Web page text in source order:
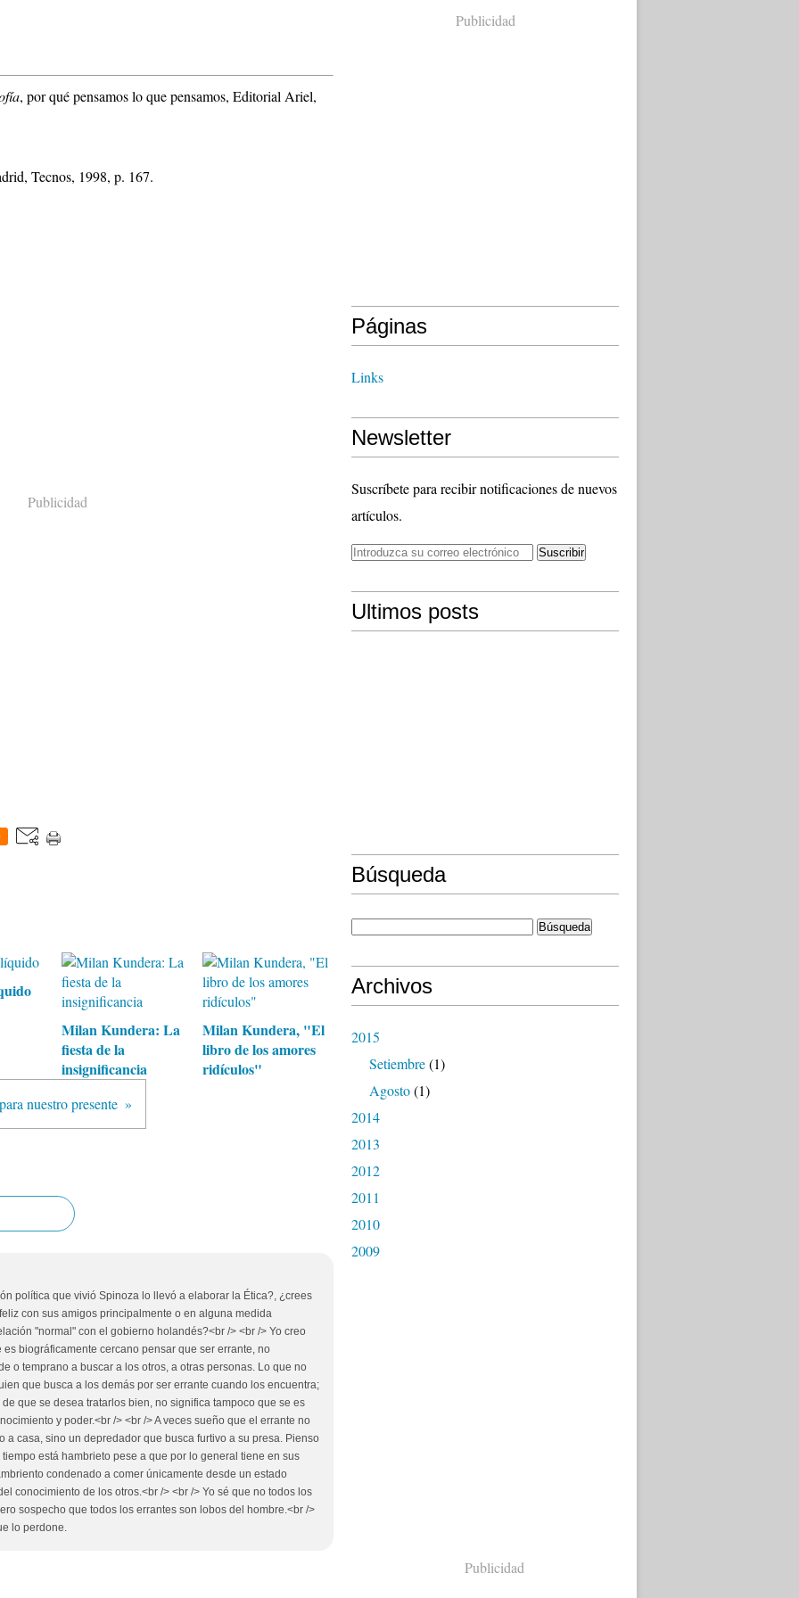
, por qué pensamos lo que pensamos, Editorial Ariel,
Tecnos, 1998, p. 167.
Publicidad
Milan Kundera: La
fiesta de la
insignificancia
Milan Kundera, "El
libro de los amores
ridículos"
nuestro presente
política que vivió Spinoza lo llevó a elaborar la Ética?, ¿crees
con sus amigos principalmente o en alguna medida
"normal" con el gobierno holandés?<br /> <br /> Yo creo
biográficamente cercano pensar que ser errante, no
o temprano a buscar a los otros, a otras personas. Lo que no
que busca a los demás por ser errante cuando los encuentra;
que se desea tratarlos bien, no significa tampoco que se es
y poder.<br /> <br /> A veces sueño que el errante no
a casa, sino un depredador que busca furtivo a su presa. Pienso
está hambrieto pese a que por lo general tiene en sus
condenado a comer únicamente desde un estado
conocimiento de los otros.<br /> <br /> Yo sé que no todos los
sospecho que todos los errantes son lobos del hombre.<br />
lo perdone.
Publicidad
Páginas
Links
Newsletter
Suscríbete para recibir notificaciones de nuevos
artículos.
Ultimos posts
Búsqueda
Archivos
2015
Setiembre(1)
Agosto(1)
2014
2013
2012
2011
2010
2009
Publicidad